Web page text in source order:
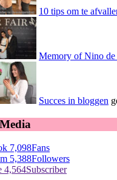
10 tips om te
Memory of Nino de
Succes in bloggen
7,098Fans
5,388Followers
4,564Subscriber